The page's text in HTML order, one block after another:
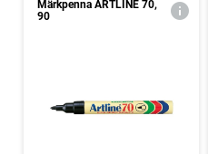
Märkpenna ARTLINE 70,
90